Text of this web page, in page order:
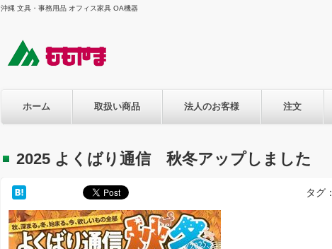
沖縄 文具・事務用品 オフィス家具 OA機器
ホーム 取扱い商品 法人のお客様 注文
2025 よくばり通信 秋冬アップしました
タグ：